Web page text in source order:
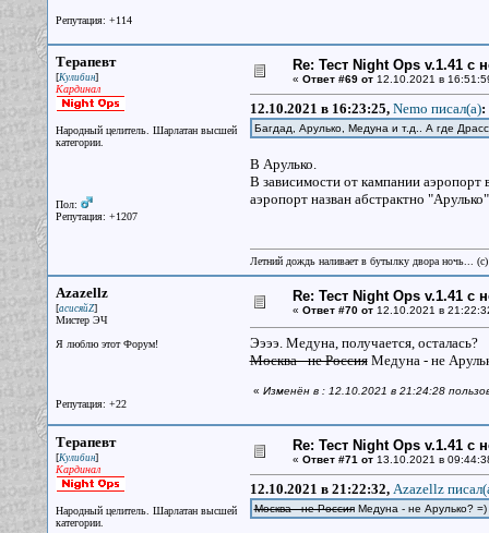
Репутация: +114
Терапевт
[Кулибин]
Кардинал
Народный целитель. Шарлатан высшей
категории.
Пол:
Репутация: +1207
Re: Тест Night Ops v.1.41 с
« Ответ #69 от12.10.2021 в
12.10.2021 в 16:23:25, Nemo писал(a):
Багдад, Арулько, Медуна и т.д.. А где
В Арулько.
В зависимости от кампании
аэропорт назван абстрактно
Летний дождь наливает в бутылку двора ночь...
Azazellz
[асисяйZ]
Мистер ЭЧ
Я люблю этот Форум!
Репутация: +22
Re: Тест Night Ops v.1.41 с
« Ответ #70 от12.10.2021 в
Ээээ. Медуна, получается, осталась?
Москва - не РоссияМедуна - не
« Изменён в : 12.10.2021 в 21:24:28
Терапевт
[Кулибин]
Кардинал
Народный целитель. Шарлатан высшей
категории.
Re: Тест Night Ops v.1.41 с
« Ответ #71 от13.10.2021 в
12.10.2021 в 21:22:32, Azazellz
Москва - не РоссияМедуна - не Арулько? =)